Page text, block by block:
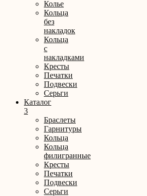
Колье
Кольца
без
накладок
Кольца
с
накладками
Кресты
Печатки
Подвески
Серьги
Каталог
3
Браслеты
Гарнитуры
Кольца
Кольца
филигранные
Кресты
Печатки
Подвески
Серьги